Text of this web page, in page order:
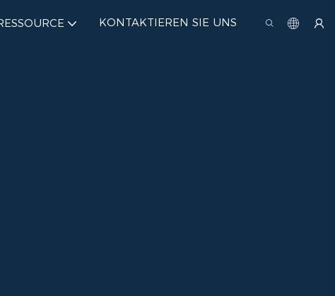
KONTAKTIEREN SIE UNS